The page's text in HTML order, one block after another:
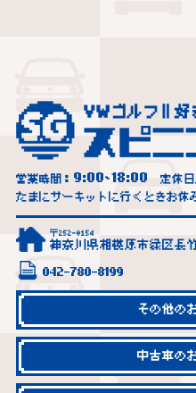
営業時間： 9:00~18:00
定休日
たまにサーキットに行くときお休
〒252-0154
神奈川県相模原市緑区長
042-780-8199
その他の
中古車の